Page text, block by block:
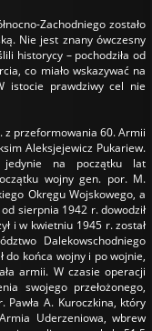
Zachodniego zostało
Nie jest znany ówczesny
historycy – pochodziła od
co miało wskazywać na
istocie prawdziwy cel nie
z przeformowania 60. Armii
Aleksjejewicz Pukariew.
jedynie na początku lat
wojny gen. por. M.
Okręgu Wojskowego, a
sierpnia 1942 r. dowodził
i w kwietniu 1945 r. został
Dalekowschodniego
do końca wojny i po wojnie,
armii. W czasie operacji
swojego przełożonego,
Pawła A. Kuroczkina, który
Uderzeniowa, wbrew